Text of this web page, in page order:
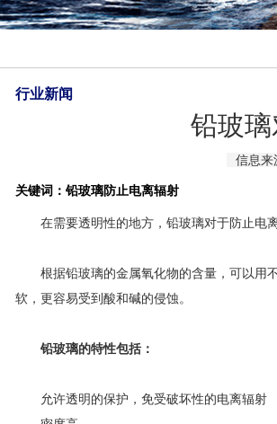
行业新闻
铅玻
信息来
关键词：铅玻璃防止电离辐射
在需要透明性的地方， 铅玻璃对于防止电
根据铅玻璃的金属氧化物的含量，可以用不
软，更容易受到酸和碱的侵蚀。
铅玻璃的特性包括：
允许透明的保护，免受破坏性的电离辐射